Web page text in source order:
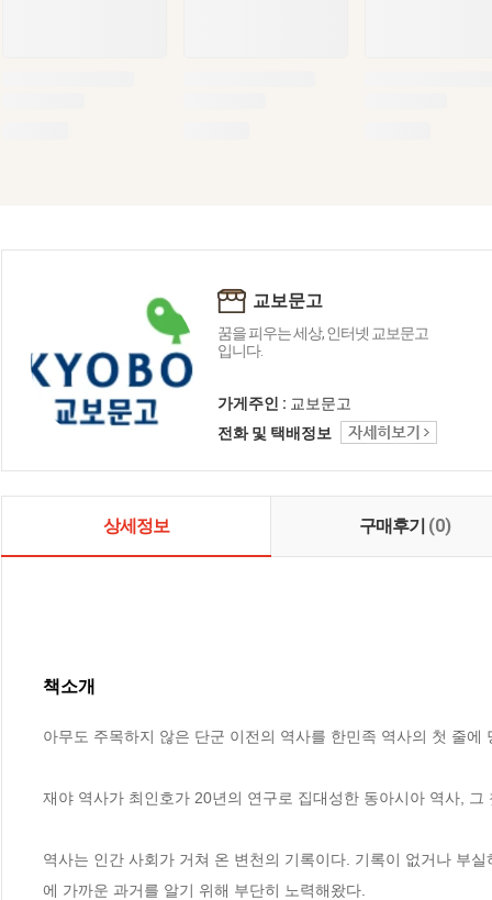
교보문고
꿈을 피우는 세상, 인터넷 교보문고
입니다.
가게주인 : 교보문고
전화 및 택배정보
상세정보 구매후기 (0)
책소개
아무도 주목하지 않은 단군 이전의 역사를 한민족 역사의 첫 줄에
재야 역사가 최인호가 20년의 연구로 집대성한 동아시아 역사, 그
역사는 인간 사회가 거쳐 온 변천의 기록이다. 기록이 없거나 부
에 가까운 과거를 알기 위해 부단히 노력해왔다.